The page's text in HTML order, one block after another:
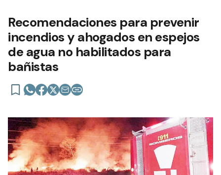
Recomendaciones para prevenir
incendios y ahogados en espejos
de agua no habilitados para
bañistas